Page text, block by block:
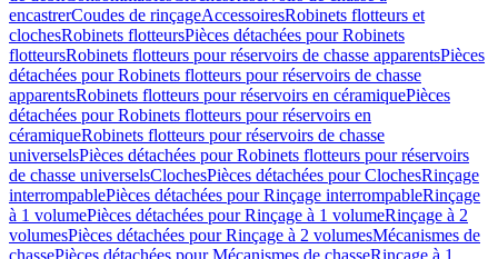
encastrerCoudes de rinçageAccessoiresRobinets flotteurs et
clochesRobinets flotteursPièces détachées pour Robinets
flotteursRobinets flotteurs pour réservoirs de chasse apparentsPièces
détachées pour Robinets flotteurs pour réservoirs de chasse
apparentsRobinets flotteurs pour réservoirs en céramiquePièces
détachées pour Robinets flotteurs pour réservoirs en
céramiqueRobinets flotteurs pour réservoirs de chasse
universelsPièces détachées pour Robinets flotteurs pour réservoirs
de chasse universelsClochesPièces détachées pour ClochesRinçage
interrompablePièces détachées pour Rinçage interrompableRinçage
à 1 volumePièces détachées pour Rinçage à 1 volumeRinçage à 2
volumesPièces détachées pour Rinçage à 2 volumesMécanismes de
chassePièces détachées pour Mécanismes de chasseRinçage à 1